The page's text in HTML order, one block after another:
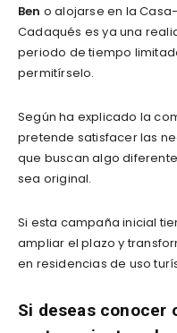
Ben o alojarse en la
Cadaqués es ya una
periodo de tiempo
permitírselo.
Según ha explicado la
pretende satisfacer las
que buscan algo
sea original.
Si esta campaña inicial
ampliar el plazo y
en residencias de uso
Si deseas conocer